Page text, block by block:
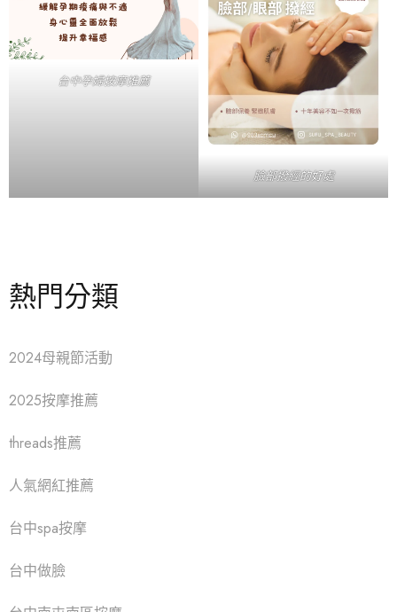
台中孕婦按摩推薦
臉部撥經的好處
熱門分類
2024母親節活動
2025按摩推薦
threads推薦
人氣網紅推薦
台中spa按摩
台中做臉